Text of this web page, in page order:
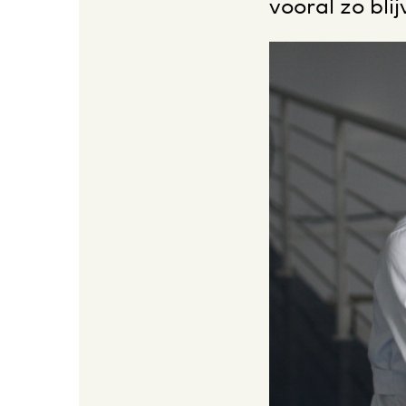
vooral zo